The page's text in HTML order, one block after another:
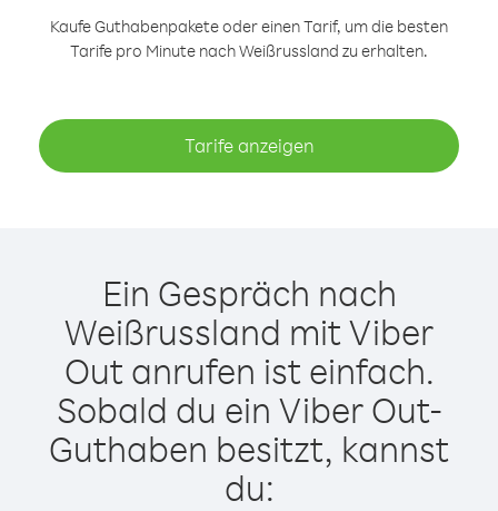
Kaufe Guthabenpakete oder einen Tarif, um die besten
Tarife pro Minute nach Weißrussland zu erhalten.
Tarife anzeigen
Ein Gespräch nach
Weißrussland mit Viber
Out anrufen ist einfach.
Sobald du ein Viber Out-
Guthaben besitzt, kannst
du: